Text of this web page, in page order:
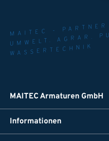
MAITEC -
UMWELT. AGRAR.
WASSERTECHNIK
MAITEC Armaturen GmbH
Informationen